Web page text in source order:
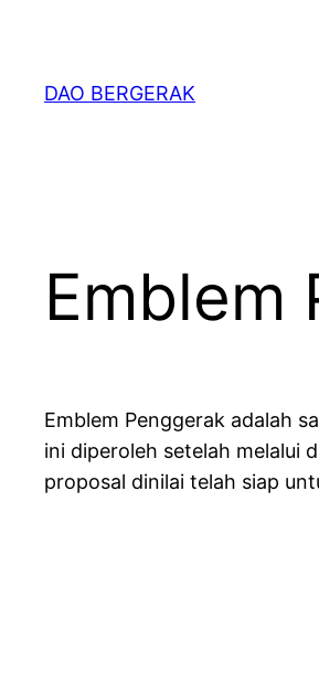
content
DAO BERGERAK
Emblem
Emblem Penggerak adalah
ini diperoleh setelah melalui
proposal dinilai telah siap